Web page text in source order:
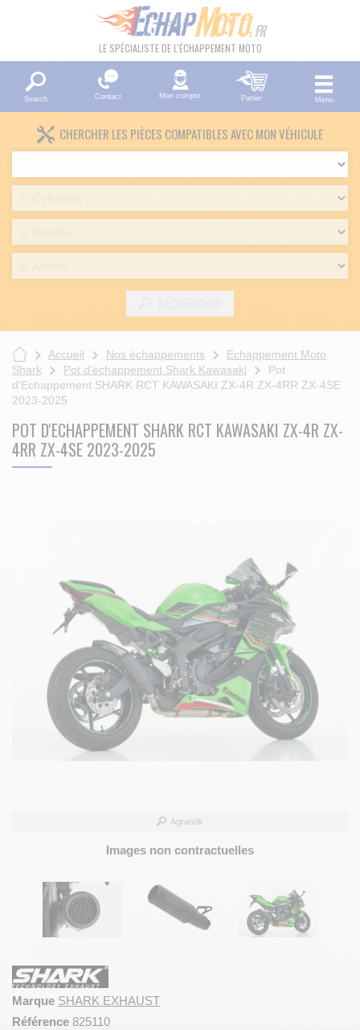
LE SPÉCIALISTE DE L'ÉCHAPPEMENT MOTO
Search Contact Mon compte Panier Menu
CHERCHER LES PIÈCES COMPATIBLES AVEC MON VÉHICULE
Accueil Nos échappements
Echappement Moto
Shark
Pot d'échappement Shark Kawasaki
Pot
d'Echappement SHARK RCT KAWASAKI ZX-4R ZX-4RR ZX-4SE
2023-2025
POT D'ECHAPPEMENT SHARK RCT KAWASAKI ZX-4R ZX-
4RR ZX-4SE 2023-2025
Agrandir
Images non contractuelles
Marque SHARK EXHAUST
Référence 825110